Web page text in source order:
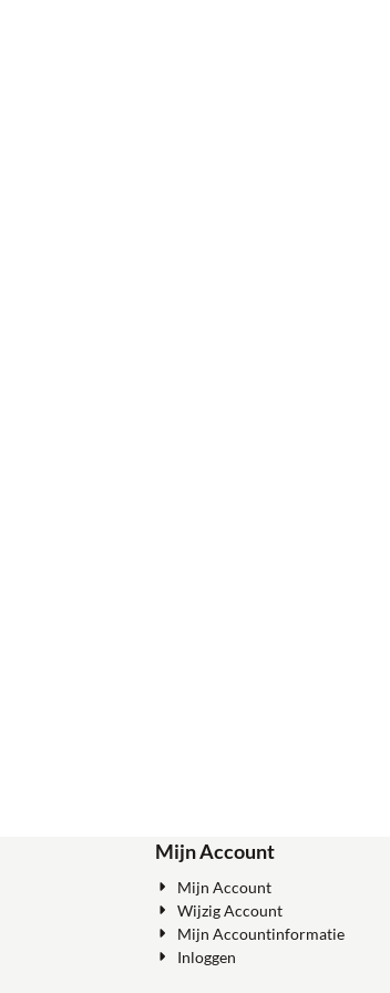
Mijn Account
Mijn Account
Wijzig Account
Mijn Accountinformatie
Inloggen